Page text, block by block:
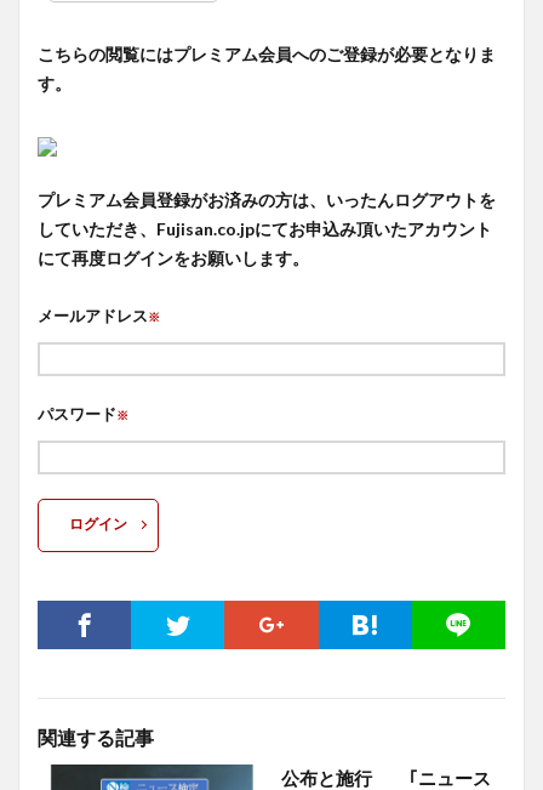
こちらの閲覧にはプレミアム会員へのご登録が必要となりま
す。
プレミアム会員登録がお済みの方は、いったんログアウトを
していただき、Fujisan.co.jpにてお申込み頂いたアカウント
にて再度ログインをお願いします。
メールアドレス※
パスワード※
ログイン
関連する記事
公布と施行 ｢ニュース